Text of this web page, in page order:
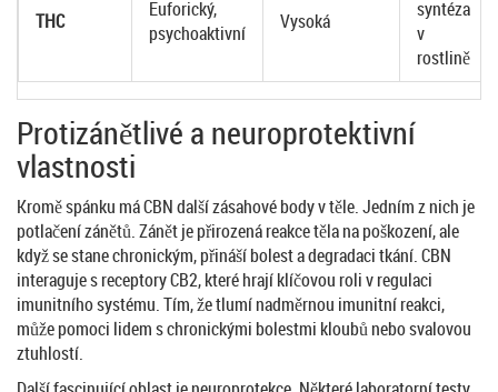
THC
Euforický,
psychoaktivní
Vysoká
syntéza
v
rostlině
Protizánětlivé a neuroprotektivní
vlastnosti
Kromě spánku má CBN další zásahové body v těle. Jedním z nich je
potlačení zánětů. Zánět je přirozená reakce těla na poškození, ale
když se stane chronickým, přináší bolest a degradaci tkání. CBN
interaguje s receptory CB2, které hrají klíčovou roli v regulaci
imunitního systému. Tím, že tlumí nadměrnou imunitní reakci,
může pomoci lidem s chronickými bolestmi kloubů nebo svalovou
ztuhlostí.